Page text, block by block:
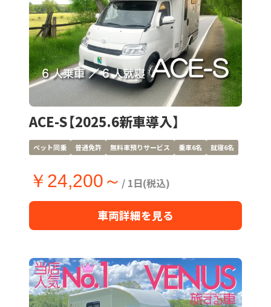
ACE-S【2025.6新車導入】
ペット同乗 普通免許 無料車預りサービス 乗車6名 就寝6名
￥24,200～ / 1日(税込)
車両詳細を見る